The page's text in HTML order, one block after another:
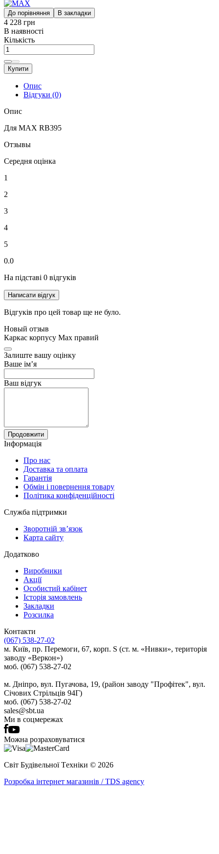
До порівняння В закладки
4 228 грн
В наявності
Кількість
Купити
Опис
Відгуки (0)
Опис
Для MAX RB395
Отзывы
Середня оцінка
1
2
3
4
5
0.0
На підставі 0 відгуків
Написати відгук
Відгуків про цей товар ще не було.
Новый отзыв
Каркас корпусу Max правий
Залиште вашу оцінку
Ваше ім’я
Ваш відгук
Продовжити
Інформація
Про нас
Доставка та оплата
Гарантія
Обмін і повернення товару
Політика конфіденційності
Служба підтримки
Зворотній зв’язок
Карта сайту
Додатково
Виробники
Акції
Особистий кабінет
Історія замовлень
Закладки
Розсилка
Контакти
(067) 538-27-02
м. Київ, пр. Перемоги, 67, корп. S (ст. м. «Нивки», територія
заводу «Веркон»)
моб. (067) 538-27-02
м. Дніпро, вул. Пугачова, 19, (район заводу "Профітек", вул.
Січових Стрільців 94Г)
моб. (067) 538-27-02
sales@sbt.ua
Ми в соцмережах
Можна розраховуватися
Світ Будівельної Tехніки © 2026
Розробка інтернет магазинів / TDS agency